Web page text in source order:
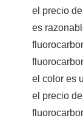
el precio
es
el color es
el precio